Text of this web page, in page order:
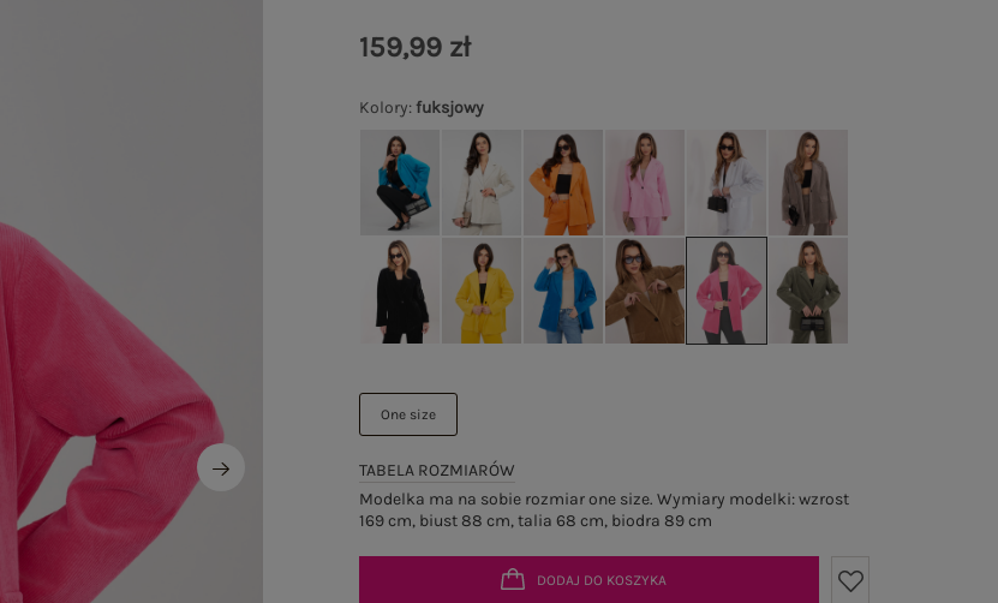
Kolory:fuksjowy
One size
TABELA ROZMIARÓW
Modelka ma na sobie rozmiar one size. Wymiary modelki: wzrost
169 cm, biust 88 cm, talia 68 cm, biodra 89 cm
159,99 zł
DODAJ DO KOSZYKA